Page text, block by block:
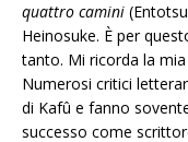
quattro camini
Heinosuke. È per
tanto. Mi ricorda la mia
Numerosi critici
di Kafû e fanno
successo come